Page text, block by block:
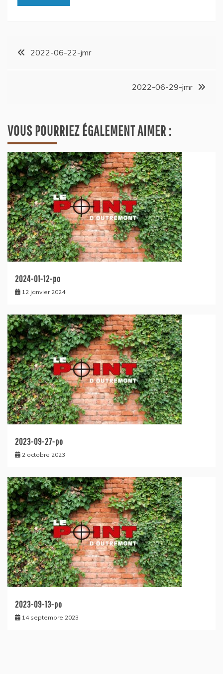
2022-06-22-jmr
2022-06-29-jmr
VOUS POURRIEZ ÉGALEMENT AIMER :
2024-01-12-po
12 janvier 2024
2023-09-27-po
2 octobre 2023
2023-09-13-po
14 septembre 2023